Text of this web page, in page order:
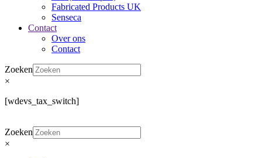
Fabricated Products UK
Senseca
Contact
Over ons
Contact
Zoeken
×
[wdevs_tax_switch]
Zoeken
×